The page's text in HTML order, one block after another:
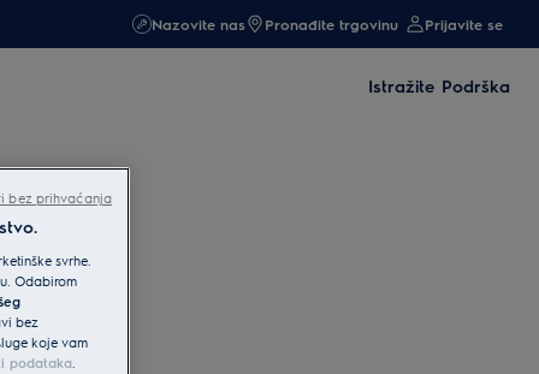
Nazovite nas Pronađite trgovinu Prijavite se
Istražite Podrška
svrhe.
Odabirom
bez
koje vam
podataka.
bez prihvaćanja